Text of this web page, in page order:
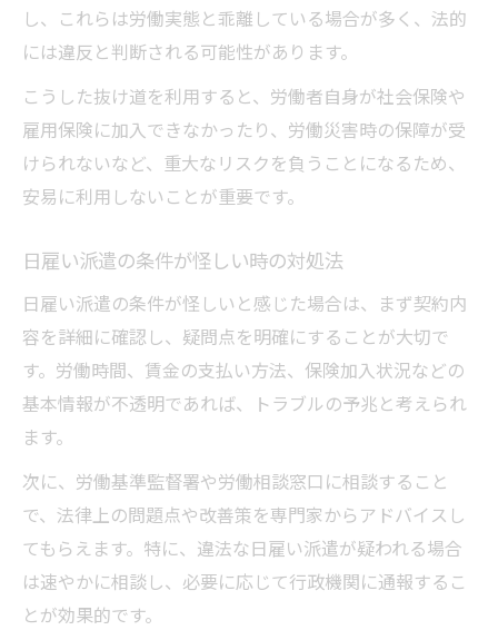
し、これらは労働実態と乖離している場合が多く、法的
には違反と判断される可能性があります。
こうした抜け道を利用すると、労働者自身が社会保険や
雇用保険に加入できなかったり、労働災害時の保障が受
けられないなど、重大なリスクを負うことになるため、
安易に利用しないことが重要です。
日雇い派遣の条件が怪しい時の対処法
日雇い派遣の条件が怪しいと感じた場合は、まず契約内
容を詳細に確認し、疑問点を明確にすることが大切で
す。労働時間、賃金の支払い方法、保険加入状況などの
基本情報が不透明であれば、トラブルの予兆と考えられ
ます。
次に、労働基準監督署や労働相談窓口に相談すること
で、法律上の問題点や改善策を専門家からアドバイスし
てもらえます。特に、違法な日雇い派遣が疑われる場合
は速やかに相談し、必要に応じて行政機関に通報するこ
とが効果的です。